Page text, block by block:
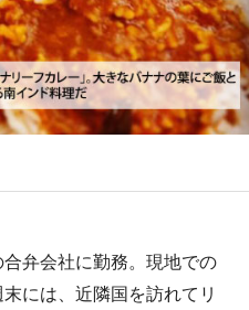
弁会社に勤務。現地での
には、近隣国を訪れてリ